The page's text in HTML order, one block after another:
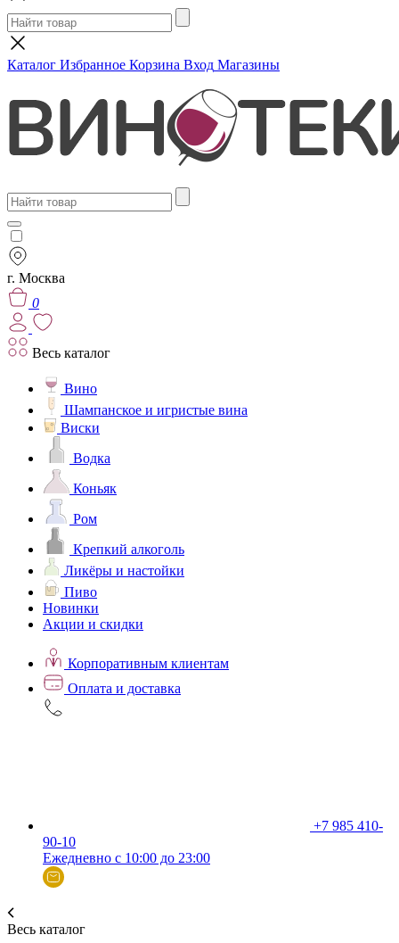
Каталог Избранное Корзина Вход Магазины
г. Москва
0
Весь каталог
Вино
Шампанское и игристые вина
Виски
Водка
Коньяк
Ром
Крепкий алкоголь
Ликёры и настойки
Пиво
Новинки
Акции и скидки
Корпоративным клиентам
Оплата и доставка
+7 985 410-
90-10
Ежедневно с 10:00 до 23:00
Весь каталог